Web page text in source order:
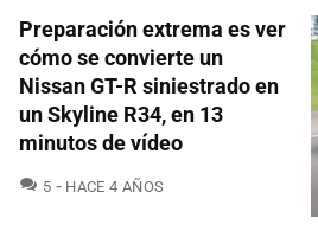
Preparación extrema es ver
cómo se convierte un
Nissan GT-R siniestrado en
un Skyline R34, en 13
minutos de vídeo
5 COMENTARIOS
HACE 4 AÑOS